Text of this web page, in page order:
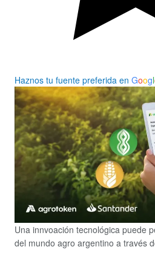
Haznos tu fuente preferida en Googl
Una innvoación tecnológica puede
del mundo agro argentino a través